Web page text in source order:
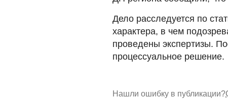
Дело расследуется по
характера, в чем
проведены экспертизы.
процессуальное решение.
Нашли ошибку в публикации?